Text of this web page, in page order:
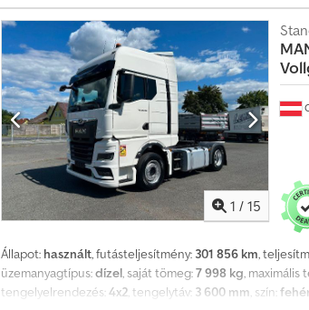
tempomat, = További opciók és felszereltség = -
Megjegyzések = 3 darab készleten: MAN TGL 12.250
MAN TGL 12.250 2020 11/2020 Teherautó fehér
Teherautó fehér WMAN14ZZ3MY418901 638.067 km =
Codeyizumjpfx Ahhsha Motor lökettérfogat: 6.871 cm³
össztömeg: 11.990 kg Műszaki vizsga érvényes: 11/2026-ig
1 / 15
Állapot: használt, futásteljesítmény: 301 856 km,
üzemanyagtípus:dízel, saját tömeg:7 998 kg, maximális
tengelyelrendezés:4x2, tengelytáv: 3 600 mm, szín: